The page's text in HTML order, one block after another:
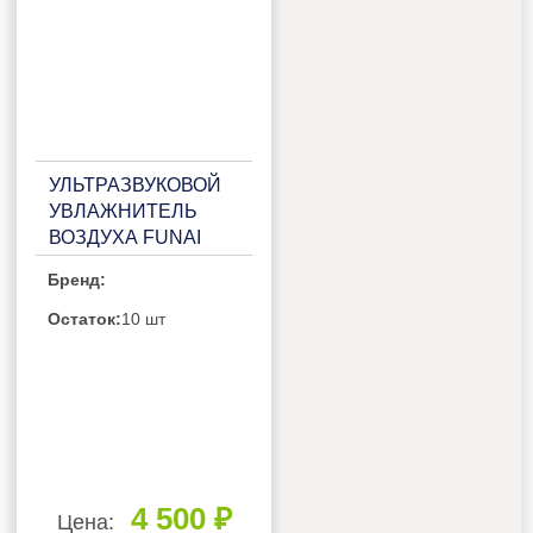
УЛЬТРАЗВУКОВОЙ
УВЛАЖНИТЕЛЬ
ВОЗДУХА FUNAI
TTM7201WC
Бренд:
Остаток:10 шт
Цена: 4 500 ₽